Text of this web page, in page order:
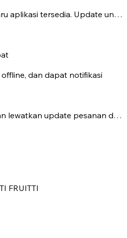
tersedia. Update untuk fitur terbaru.
dan dapat notifikasi
update pesanan dan chat dokter.
FRUITTI